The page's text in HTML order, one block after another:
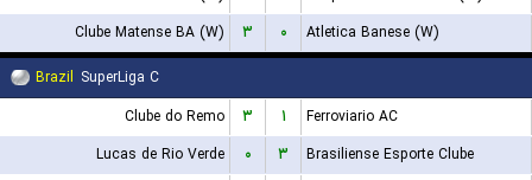
Clube Matense BA (W)
۳ ۰
Atletica Banese (W)
Brazil SuperLiga C
Clube do Remo
۳ ۱
Ferroviario AC
Lucas de Rio Verde
۰ ۳
Brasiliense Esporte Clube